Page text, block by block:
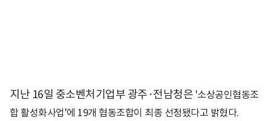
지난 16일 중소벤처기업부 광주·전남청은 '소상공인협동조
합 활성화사업'에 19개 협동조합이 최종 선정됐다고 밝혔다.